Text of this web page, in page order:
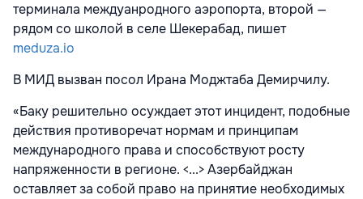
терминала междуанродного аэропорта, второй —
рядом со школой в селе Шекерабад, пишет
meduza.io
В МИД вызван посол Ирана Моджтаба Демирчилу.
«Баку решительно осуждает этот инцидент, подобные
действия противоречат нормам и принципам
международного права и способствуют росту
напряженности в регионе. <...> Азербайджан
оставляет за собой право на принятие необходимых